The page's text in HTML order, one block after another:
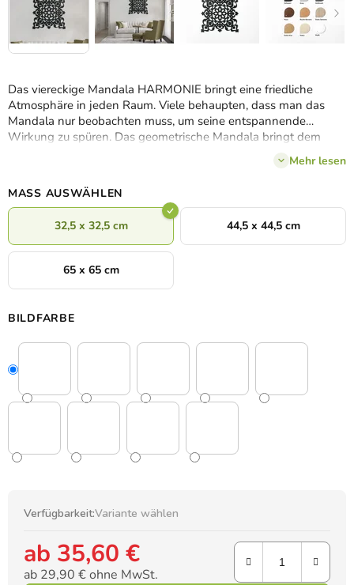
Das viereckige Mandala HARMONIE bringt eine friedliche
Atmosphäre in jeden Raum. Viele behaupten, dass man das
Mandala nur beobachten muss, um seine entspannende
Wirkung zu spüren. Das geometrische Mandala bringt dem
Originalität und modernes Design
Mehr lesen
MASS AUSWÄHLEN
32,5 x 32,5 cm 44,5 x 44,5 cm
65 x 65 cm
BILDFARBE
Verfügbarkeit:Variante wählen
ab 35,60 €
ab 29,90 €ohne MwSt.